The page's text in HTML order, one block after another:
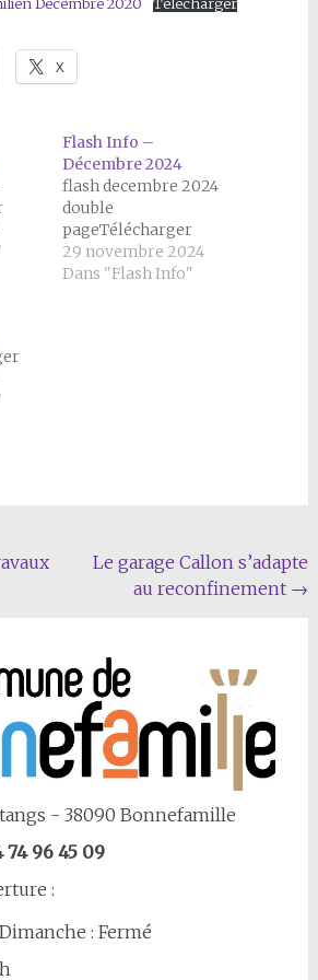
X
Flash Info –
Décembre 2024
flash decembre 2024
double
pageTélécharger
29 novembre 2024
Dans "Flash Info"
Le garage Callon s’adapte
au reconfinement →
- 38090 Bonnefamille
96 45 09
:
: Fermé